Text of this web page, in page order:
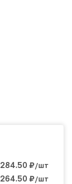
284.50 ₽/шт
264.50 ₽/шт